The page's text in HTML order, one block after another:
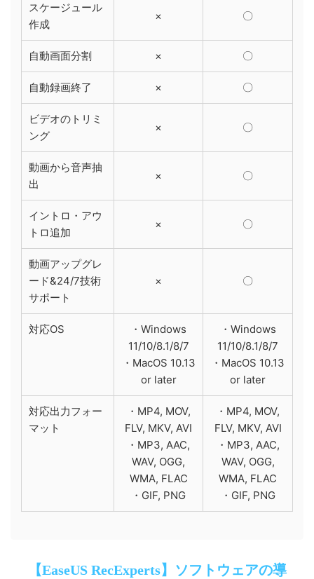
スケージュール
作成
× 〇
自動画面分割 × 〇
自動録画終了 × 〇
ビデオのトリミ
ング
× 〇
動画から音声抽
出
× 〇
イントロ・アウ
トロ追加
× 〇
動画アップグレ
ード&24/7技術
サポート
× 〇
対応OS
・Windows
11/10/8.1/8/7
・MacOS 10.13
or later
・Windows
11/10/8.1/8/7
・MacOS 10.13
or later
対応出力フォー
マット
・MP4, MOV,
FLV, MKV, AVI
・MP3, AAC,
WAV, OGG,
WMA, FLAC
・GIF, PNG
・MP4, MOV,
FLV, MKV, AVI
・MP3, AAC,
WAV, OGG,
WMA, FLAC
・GIF, PNG
【EaseUS RecExperts】ソフトウェアの導